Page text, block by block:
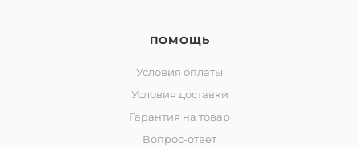
ПОМОЩЬ
Условия оплаты
Условия доставки
Гарантия на товар
Вопрос-ответ